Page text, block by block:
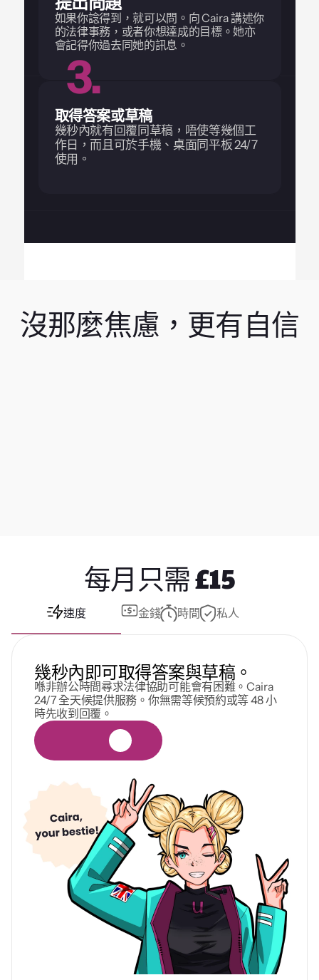
如果你諗得到，就可以問。向 Caira 講述你
的法律事務，或者你想達成的目標。她亦
會記得你過去同她的訊息。
取得答案或草稿
幾秒內就有回覆同草稿，唔使等幾個工
作日，而且可於手機、桌面同平板 24/7
使用。
3.
沒那麼焦慮，更有自信
每月只需 £15
速度 金錢 時間 私人
幾秒內即可取得答案與草稿。
喺非辦公時間尋求法律協助可能會有困難。Caira
24/7 全天候提供服務。你無需等候預約或等 48 小
時先收到回覆。
用